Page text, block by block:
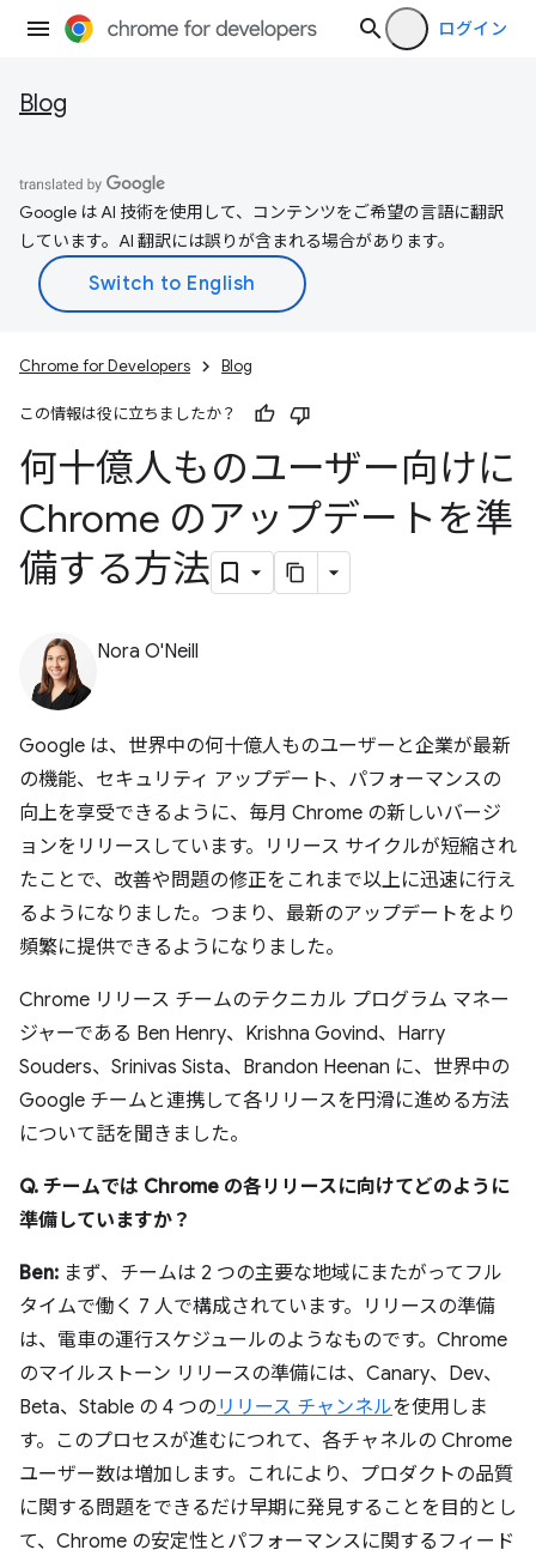
ログイン
Blog
Google は AI 技術を使用して、コンテンツをご希望の言語に翻訳
しています。AI 翻訳には誤りが含まれる場合があります。
Chrome for Developers Blog
この情報は役に立ちましたか？
何十億人ものユーザー向けに
Chrome のアップデートを準
備する方法
Nora O'Neill
Google は、世界中の何十億人ものユーザーと企業が最新
の機能、セキュリティ アップデート、パフォーマンスの
向上を享受できるように、毎月 Chrome の新しいバージ
ョンをリリースしています。リリース サイクルが短縮され
たことで、改善や問題の修正をこれまで以上に迅速に行え
るようになりました。つまり、最新のアップデートをより
頻繁に提供できるようになりました。
Chrome リリース チームのテクニカル プログラム マネー
ジャーである Ben Henry、Krishna Govind、Harry
Souders、Srinivas Sista、Brandon Heenan に、世界中の
Google チームと連携して各リリースを円滑に進める方法
について話を聞きました。
Q. チームでは Chrome の各リリースに向けてどのように
準備していますか？
Ben: まず、チームは 2 つの主要な地域にまたがってフル
タイムで働く 7 人で構成されています。リリースの準備
は、電車の運行スケジュールのようなものです。Chrome
のマイルストーン リリースの準備には、Canary、Dev、
Beta、Stable の 4 つの リリース チャンネルを使用しま
す。このプロセスが進むにつれて、各チャネルの Chrome
ユーザー数は増加します。これにより、プロダクトの品質
に関する問題をできるだけ早期に発見することを目的とし
て、Chrome の安定性とパフォーマンスに関するフィード